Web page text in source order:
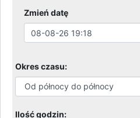
Zmień datę
Okres czasu:
Ilość godzin: